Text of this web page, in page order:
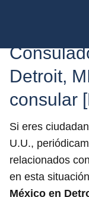
Detroit,
consular
Si eres
U.U.,
relacionados
en esta
México en